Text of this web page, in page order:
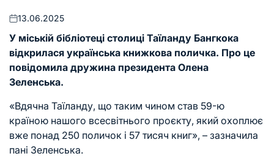
Оприлюднено
13.06.2025
У міській бібліотеці столиці Таїланду Бангкока
відкрилася українська книжкова поличка. Про це
повідомила дружина президента Олена
Зеленська.
«Вдячна Таїланду, що таким чином став 59-ю
країною нашого всесвітнього проєкту, який охоплює
вже понад 250 поличок і 57 тисяч книг», – зазначила
пані Зеленська.